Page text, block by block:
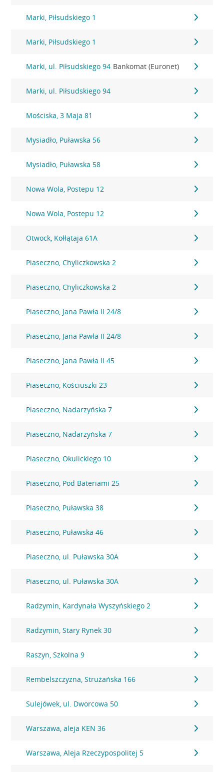
Marki, Piłsudskiego 1
Marki, Piłsudskiego 1
Marki, ul. Piłsudskiego 94 Bankomat (Euronet)
Marki, ul. Piłsudskiego 94
Mościska, 3 Maja 81
Mysiadło, Puławska 56
Mysiadło, Puławska 58
Nowa Wola, Postepu 12
Nowa Wola, Postepu 12
Otwock, Kołłątaja 61A
Piaseczno, Chyliczkowska 2
Piaseczno, Chyliczkowska 2
Piaseczno, Jana Pawła II 24/8
Piaseczno, Jana Pawła II 24/8
Piaseczno, Jana Pawła II 45
Piaseczno, Kościuszki 23
Piaseczno, Nadarzyńska 7
Piaseczno, Nadarzyńska 7
Piaseczno, Okulickiego 10
Piaseczno, Pod Bateriami 25
Piaseczno, Puławska 38
Piaseczno, Puławska 46
Piaseczno, ul. Puławska 30A
Piaseczno, ul. Puławska 30A
Radzymin, Kardynała Wyszyńskiego 2
Radzymin, Stary Rynek 30
Raszyn, Szkolna 9
Rembelszczyzna, Strużańska 166
Sulejówek, ul. Dworcowa 50
Warszawa, aleja KEN 36
Warszawa, Aleja Rzeczypospolitej 5